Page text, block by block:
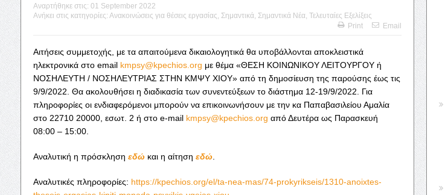
Αναρτήθηκε στις: 01 September 2022
Ανήκει στις κατηγορίες: Ανακοινώσεις για θέσεις εργασίας Σημαντικά Σημαντικά Νέα Τελευταίες Εξελίξεις
Print
Email
Αιτήσεις συμμετοχής, με τα απαιτούμενα δικαιολογητικά θα υποβάλλονται αποκλειστικά
ηλεκτρονικά στο email kmpsy@kpechios.org με θέμα «ΘΕΣΗ ΚΟΙΝΩΝΙΚΟΥ ΛΕΙΤΟΥΡΓΟΥ ή
ΝΟΣΗΛΕΥΤΗ / ΝΟΣΗΛΕΥΤΡΙΑΣ ΣΤΗΝ ΚΜΨΥ ΧΙΟΥ» από τη δημοσίευση της παρούσης έως τις
9/9/2022. Θα ακολουθήσει η διαδικασία των συνεντεύξεων το διάστημα 12-19/9/2022. Για
πληροφορίες οι ενδιαφερόμενοι μπορούν να επικοινωνήσουν με την κα Παπαβασιλείου Αμαλία
στο 22710 20000, εσωτ. 2 ή στο e-mail kmpsy@kpechios.org από Δευτέρα ως Παρασκευή
08:00 – 15:00.
Αναλυτική η πρόσκληση εδώκαι η αίτηση εδώ.
Αναλυτικές πληροφορίες: https://kpechios.org/el/ta-nea-mas/74-prokyrikseis/1310-anoixtes-